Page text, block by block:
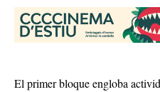
El primer bloque engloba